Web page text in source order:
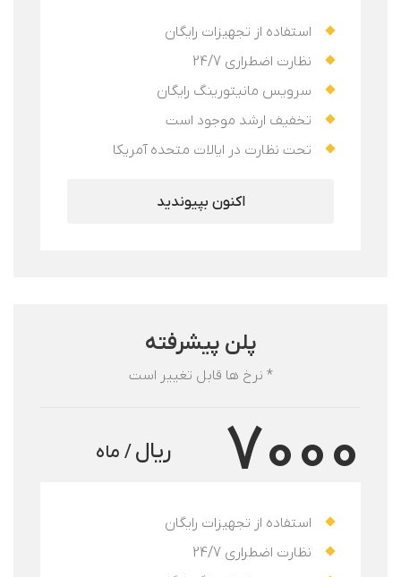
استفاده از تجهیزات رایگان
نظارت اضطراری 24/7
سرویس مانیتورینگ رایگان
تخفیف ارشد موجود است
تحت نظارت در ایالات متحده آمریکا
اکنون بپیوندید
پلن پیشرفته
* نرخ ها قابل تغییر است
ریال 7000 / ماه
استفاده از تجهیزات رایگان
نظارت اضطراری 24/7